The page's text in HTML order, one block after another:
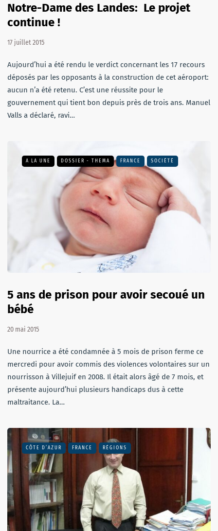
Notre-Dame des Landes: Le projet
continue !
17 juillet 2015
Aujourd’hui a été rendu le verdict concernant les 17 recours
déposés par les opposants à la construction de cet aéroport:
aucun n’a été retenu. C’est une réussite pour le
gouvernement qui tient bon depuis près de trois ans. Manuel
Valls a déclaré, ravi…
A LA UNE DOSSIER - THEMA FRANCE SOCIÉTÉ
5 ans de prison pour avoir secoué un
bébé
20 mai 2015
Une nourrice a été condamnée à 5 mois de prison ferme ce
mercredi pour avoir commis des violences volontaires sur un
nourrisson à Villejuif en 2008. Il était alors âgé de 7 mois, et
présente aujourd’hui plusieurs handicaps dus à cette
maltraitance. La…
CÔTE D’AZUR FRANCE RÉGIONS